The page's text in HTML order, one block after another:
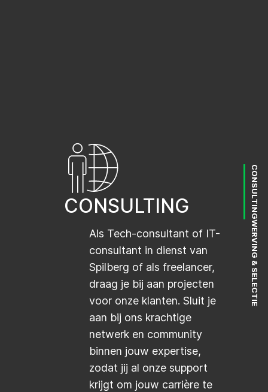
CONSULTING
WERVING & SELECTIE
CONSULTING
Als Tech-consultant of IT-
consultant in dienst van
Spilberg of als freelancer,
draag je bij aan projecten
voor onze klanten. Sluit je
aan bij ons krachtige
netwerk en community
binnen jouw expertise,
zodat jij al onze support
krijgt om jouw carrière te